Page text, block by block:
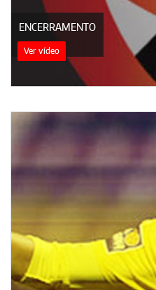
ENCERRAMENTO
Ver vídeo